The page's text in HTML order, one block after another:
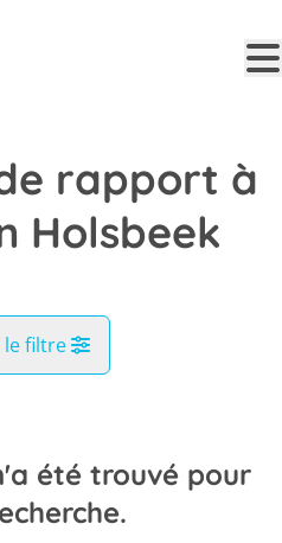
rapport à
Holsbeek
le filtre
de la carte
été trouvé pour